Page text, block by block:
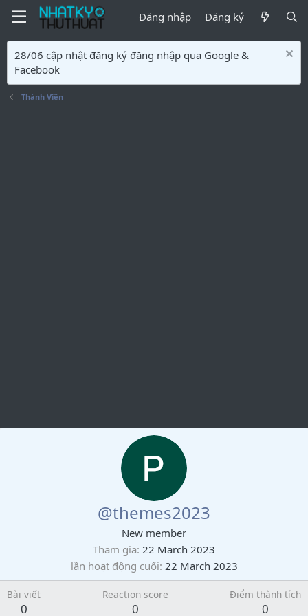
Đăng nhập Đăng ký
28/06 cập nhật đăng ký đăng nhập qua Google &
Facebook
Thành Viên
@themes2023
New member
Tham gia 22 March 2023
lần hoạt động cuối 22 March 2023
Bài viết
0
Reaction score
0
Điểm thành tích
0